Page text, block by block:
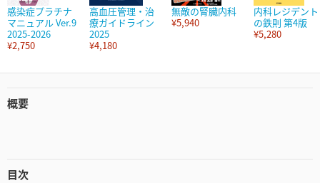
感染症プラチナ
マニュアル Ver.9
2025-2026
¥2,750
高血圧管理・治
療ガイドライン
2025
¥4,180
無敵の腎臓内科
¥5,940
内科レジデント
の鉄則 第4版
¥5,280
概要
目次